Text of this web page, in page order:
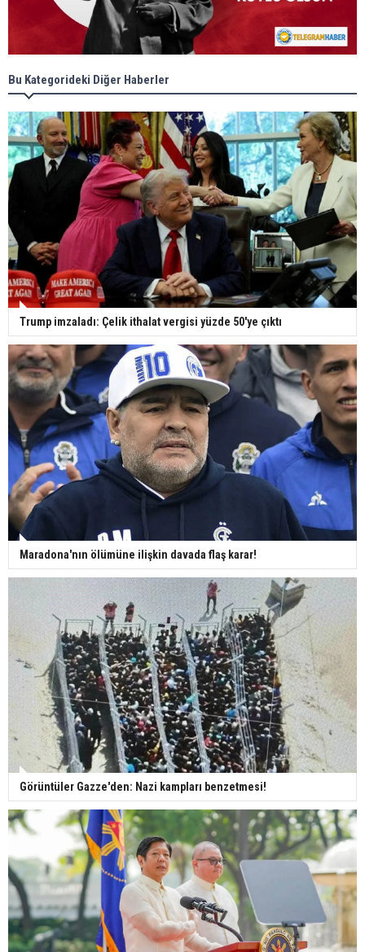
Bu Kategorideki Diğer Haberler
Trump imzaladı: Çelik ithalat vergisi yüzde 50'ye çıktı
Maradona'nın ölümüne ilişkin davada flaş karar!
Görüntüler Gazze'den: Nazi kampları benzetmesi!